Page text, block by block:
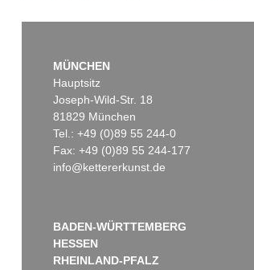
Auktion 606 - Lot 35
MÜNCHEN
Hauptsitz
Joseph-Wild-Str. 18
81829 München
Tel.: +49 (0)89 55 244-0
Fax: +49 (0)89 55 244-177
info@kettererkunst.de
BADEN-WÜRTTEMBERG
HESSEN
RHEINLAND-PFALZ